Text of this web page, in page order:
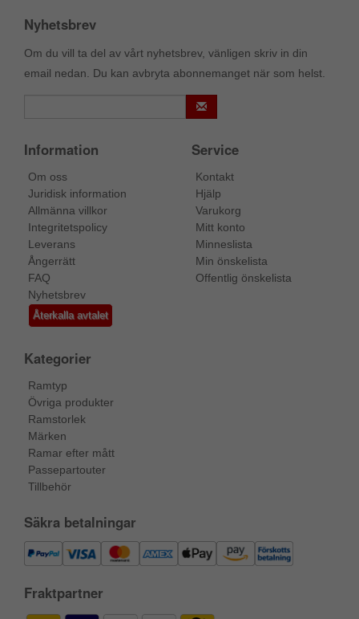
Nyhetsbrev
Om du vill ta del av vårt nyhetsbrev, vänligen skriv in din
email nedan. Du kan avbryta abonnemanget när som helst.
Information
Om oss
Juridisk information
Allmänna villkor
Integritetspolicy
Leverans
Ångerrätt
FAQ
Nyhetsbrev
Återkalla avtalet
Service
Kontakt
Hjälp
Varukorg
Mitt konto
Minneslista
Min önskelista
Offentlig önskelista
Kategorier
Ramtyp
Övriga produkter
Ramstorlek
Märken
Ramar efter mått
Passepartouter
Tillbehör
Säkra betalningar
Fraktpartner